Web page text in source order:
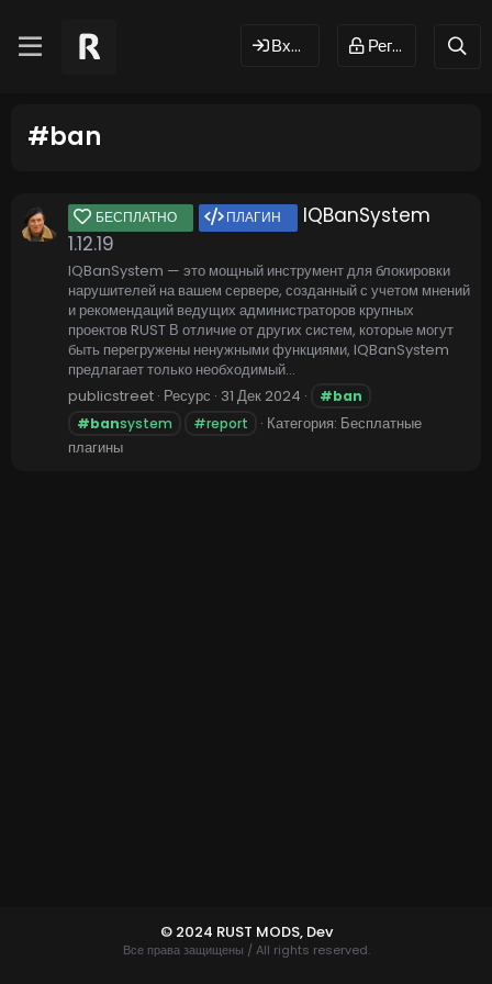
Вход Регистрация
#ban
БЕСПЛАТНО ПЛАГИН
IQBanSystem
1.12.19
IQBanSystem — это мощный инструмент для блокировки
нарушителей на вашем сервере, созданный с учетом мнений
и рекомендаций ведущих администраторов крупных
проектов RUST В отличие от других систем, которые могут
быть перегружены ненужными функциями, IQBanSystem
предлагает только необходимый...
publicstreet Ресурс 31 Дек 2024
#ban
#bansystem #report Категория: Бесплатные
плагины
© 2024 RUST MODS, Dev
Все права защищены / All rights reserved.